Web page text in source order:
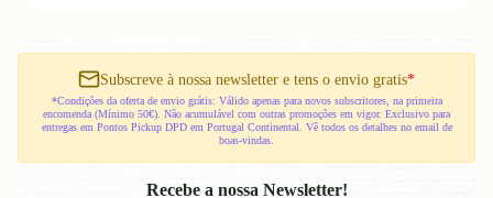
Subscreve à nossa newsletter e tens o envio gratis*
*Condições da oferta de envio grátis: Válido apenas para novos subscritores, na primeira
encomenda (Mínimo 50€). Não acumulável com outras promoções em vigor. Exclusivo para
entregas em Pontos Pickup DPD em Portugal Continental. Vê todos os detalhes no email de
boas-vindas.
Recebe a nossa Newsletter!